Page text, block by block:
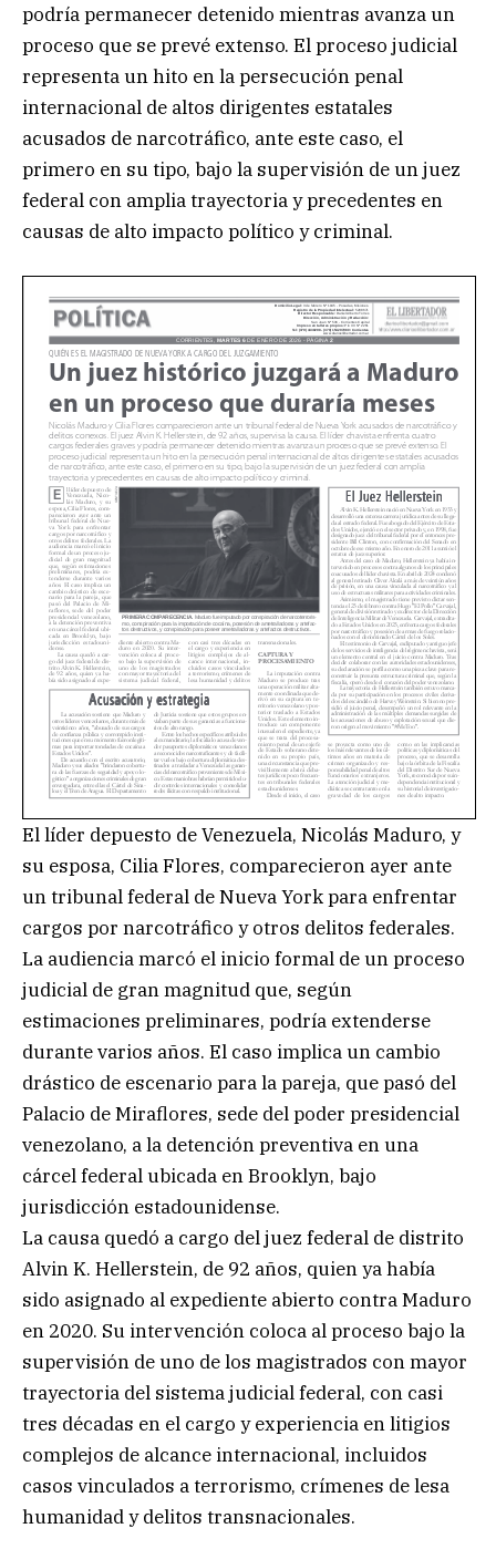
podría permanecer detenido mientras avanza un
proceso que se prevé extenso. El proceso judicial
representa un hito en la persecución penal
internacional de altos dirigentes estatales
acusados de narcotráfico, ante este caso, el
primero en su tipo, bajo la supervisión de un juez
federal con amplia trayectoria y precedentes en
causas de alto impacto político y criminal.
El líder depuesto de Venezuela, Nicolás Maduro, y
su esposa, Cilia Flores, comparecieron ayer ante
un tribunal federal de Nueva York para enfrentar
cargos por narcotráfico y otros delitos federales.
La audiencia marcó el inicio formal de un proceso
judicial de gran magnitud que, según
estimaciones preliminares, podría extenderse
durante varios años. El caso implica un cambio
drástico de escenario para la pareja, que pasó del
Palacio de Miraflores, sede del poder presidencial
venezolano, a la detención preventiva en una
cárcel federal ubicada en Brooklyn, bajo
jurisdicción estadounidense.
La causa quedó a cargo del juez federal de distrito
Alvin K. Hellerstein, de 92 años, quien ya había
sido asignado al expediente abierto contra Maduro
en 2020. Su intervención coloca al proceso bajo la
supervisión de uno de los magistrados con mayor
trayectoria del sistema judicial federal, con casi
tres décadas en el cargo y experiencia en litigios
complejos de alcance internacional, incluidos
casos vinculados a terrorismo, crímenes de lesa
humanidad y delitos transnacionales.